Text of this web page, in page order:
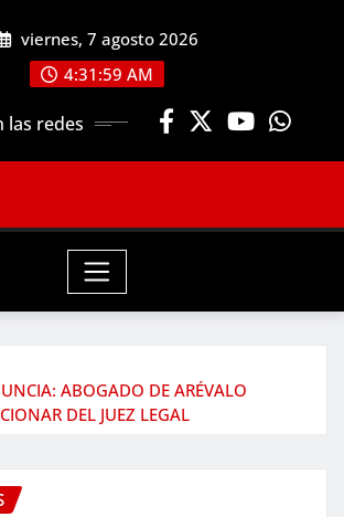
viernes, 7 agosto 2026
4:32:01 AM
las redes
ABOGADO DE ARÉVALO
DEL JUEZ LEGAL